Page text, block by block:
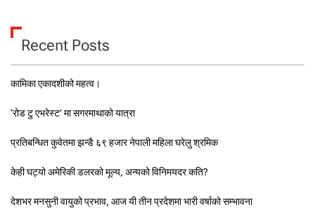
Recent Posts
कामिका एकादशीको महत्व।
‘रोड टु एभरेस्ट’ मा सगरमाथाको यात्रा
प्रतिबन्धित कुवेतमा झन्डै ६९ हजार नेपाली महिला घरेलु श्रमिक
केही घट्यो अमेरिकी डलरको मूल्य, अन्यको विनिमयदर कति?
देशभर मनसुनी वायुको प्रभाव, आज यी तीन प्रदेशमा भारी वर्षाको सम्भावना